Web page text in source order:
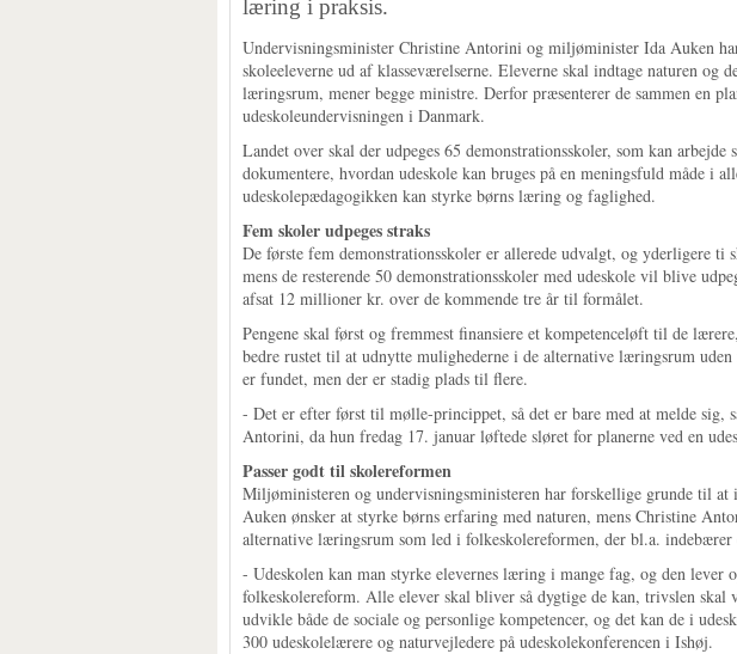
læring i praksis.
Undervisningsminister Christine Antorini og miljøminister Ida Auken
skoleeleverne ud af klasseværelserne. Eleverne skal indtage naturen og
læringsrum, mener begge ministre. Derfor præsenterer de sammen en
udeskoleundervisningen i Danmark.
Landet over skal der udpeges 65 demonstrationsskoler, som kan arbejde
dokumentere, hvordan udeskole kan bruges på en meningsfuld måde i
udeskolepædagogikken kan styrke børns læring og faglighed.
Fem skoler udpeges straks
De første fem demonstrationsskoler er allerede udvalgt, og yderligere
mens de resterende 50 demonstrationsskoler med udeskole vil blive
afsat 12 millioner kr. over de kommende tre år til formålet.
Pengene skal først og fremmest finansiere et kompetenceløft til de
bedre rustet til at udnytte mulighederne i de alternative læringsrum
er fundet, men der er stadig plads til flere.
- Det er efter først til mølle-princippet, så det er bare med at melde sig,
Antorini, da hun fredag 17. januar løftede sløret for planerne ved en
Passer godt til skolereformen
Miljøministeren og undervisningsministeren har forskellige grunde til at
Auken ønsker at styrke børns erfaring med naturen, mens Christine
alternative læringsrum som led i folkeskolereformen, der bl.a. indebærer
- Udeskolen kan man styrke elevernes læring i mange fag, og den lever
folkeskolereform. Alle elever skal bliver så dygtige de kan, trivslen skal
udvikle både de sociale og personlige kompetencer, og det kan de i
300 udeskolelærere og naturvejledere på udeskolekonferencen i Ishøj.